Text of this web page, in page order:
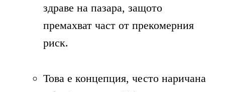
здраве на пазара, защото
премахват част от прекомерния
риск.
Това е концепция, често наричана